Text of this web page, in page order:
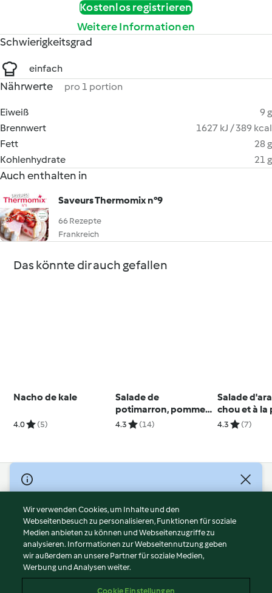
Kostenlos registrieren
Weitere Informationen
Schwierigkeitsgrad
einfach
Nährwerte pro 1 portion
Eiweiß
9 g
Brennwert
1627 kJ / 389 kcal
Fett
28 g
Kohlenhydrate
21 g
Auch enthalten in
Saveurs Thermomix n°9
66 Rezepte
Frankreich
Das könnte dir auch gefallen
Nacho de kale
4.0 (5)
Salade de
potimarron, pomme,
chou et vinaigrette à
4.3 (14)
Salade
chou et à la
4.3 (7)
© Copyright 2026
Nutzungsbedingungen
Datenschutzrichtlinien
Disclaimer
Impressum
Cookies
Wir verwenden Cookies, um Inhalte und den
Webseitenbesuch zu personalisieren, Funktionen für soziale
Medien anbieten zu können und Webseitenzugriffe zu
analysieren. Informationen zur Webseitennutzung geben
wir außerdem an unsere Partner für soziale Medien,
Werbung und Analysen weiter.
Cookie Einstellungen